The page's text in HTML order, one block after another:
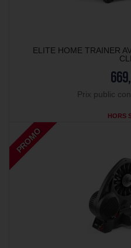
ELITE HOME TRAINER
Prix public
HORS
PROMO